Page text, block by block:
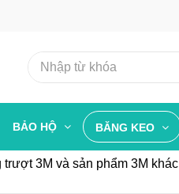
BẢO HỘ BĂNG KEO
3M và sản phẩm 3M khác